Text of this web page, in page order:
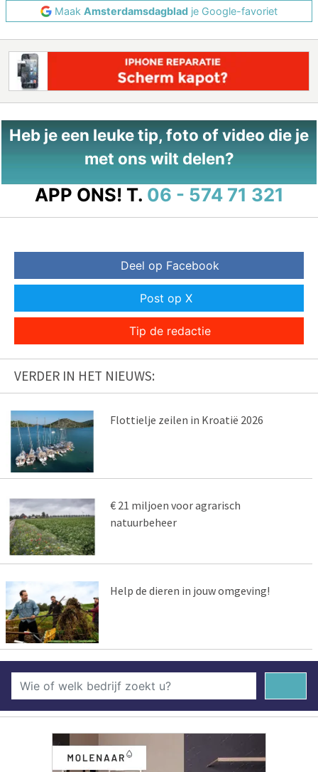
Maak Amsterdamsdagblad je Google-favoriet
Heb je een leuke tip, foto of video die je
met ons wilt delen?
APP ONS! T. 06 - 574 71 321
Deel op Facebook
Post op X
Tip de redactie
VERDER IN HET NIEUWS:
Flottielje zeilen in Kroatië 2026
€ 21 miljoen voor agrarisch
natuurbeheer
Help de dieren in jouw omgeving!